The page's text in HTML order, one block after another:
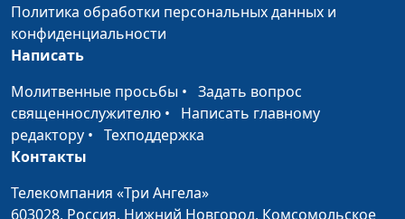
из цветной капусты
Шахназарян
Тефтели из чечевицы
Сладкий плов и бутербродики с
авокадо
Гегецик
Политика обработки персональных данных и
конфиденциальности
Написать
Молитвенные просьбы • Задать вопрос
священнослужителю • Написать главному
редактору • Техподдержка
Контакты
Телекомпания «Три Ангела»
603028, Россия, Нижний Новгород, Комсомольское